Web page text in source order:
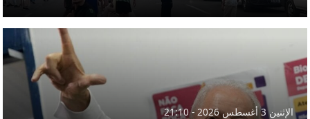
الإثنين 3 أغسطس 2026 - 21:10